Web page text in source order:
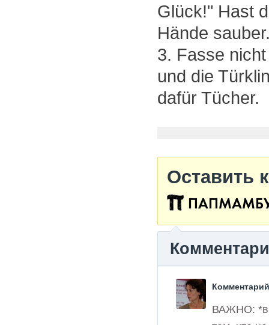
Glück!" Hast
Hände
3. Fasse
und die
dafür Tücher.
Оставить
ВАЖНО: